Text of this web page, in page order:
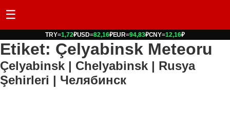
☰
TRY=1,72₽USD=82,16₽EUR=94,83₽CNY=12,16₽
Etiket: Çelyabinsk Meteoru
Çelyabinsk | Chelyabinsk | Rusya
Şehirleri | Челябинск